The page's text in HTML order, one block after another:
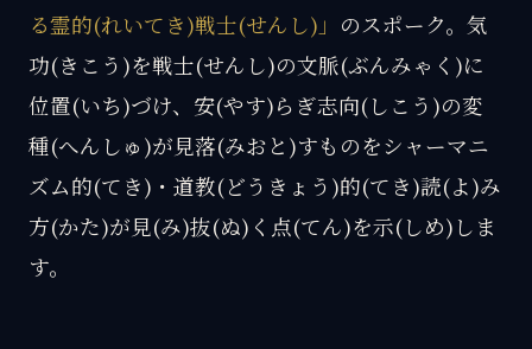
る霊的(れいてき)戦士(せんし)」 のスポーク。気
功(きこう)を戦士(せんし)の文脈(ぶんみゃく)に
位置(いち)づけ、安(やす)らぎ志向(しこう)の変
種(へんしゅ)が見落(みおと)すものをシャーマニ
ズム的(てき)・道教(どうきょう)的(てき)読(よ)み
方(かた)が見(み)抜(ぬ)く点(てん)を示(しめ)しま
す。